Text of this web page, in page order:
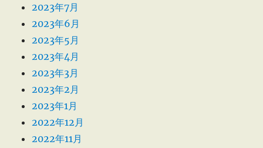
2023年7月
2023年6月
2023年5月
2023年4月
2023年3月
2023年2月
2023年1月
2022年12月
2022年11月